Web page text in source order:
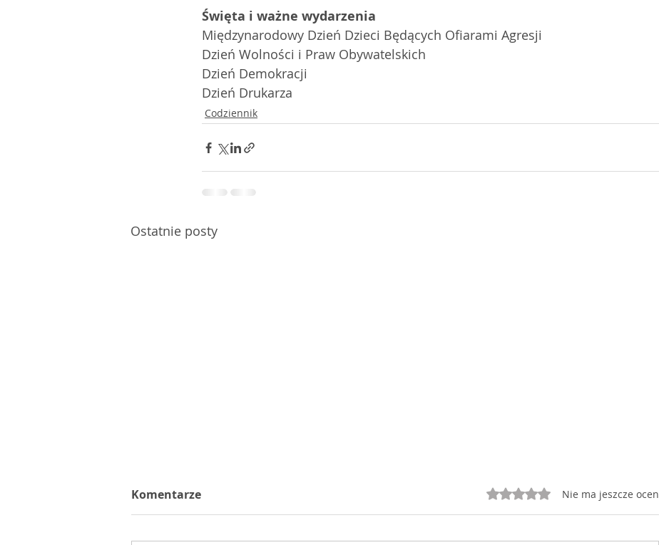
Święta i ważne wydarzenia
Międzynarodowy Dzień Dzieci Będących Ofiarami Agresji
Dzień Wolności i Praw Obywatelskich
Dzień Demokracji
Dzień Drukarza
Codziennik
Ostatnie posty
Komentarze Oceniono na 0 z 5 gwiazdek.
Nie ma jeszcze ocen